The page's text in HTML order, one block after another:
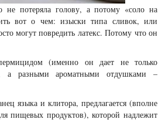
потеряла голову, а потому «соло на
вот о чем: изыски типа сливок, или
могут повредить латекс. Потому что он
(именно он дает не только
а разными ароматными отдушками –
языка и клитора, предлагается (вполне
пищевых продуктов), которой надлежит